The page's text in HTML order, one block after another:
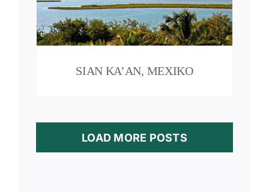
SIAN KA’AN, MEXIKO
LOAD MORE POSTS